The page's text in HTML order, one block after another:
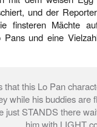
und der
finsteren Mächte
Pans und eine
that this Lo Pan
while his buddies are
just STANDS there
him with LIGHT